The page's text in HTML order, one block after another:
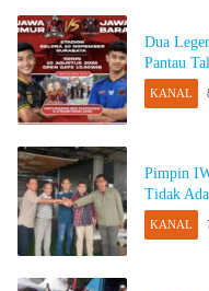
Dua
Pantau
KANAL
Pimpin
Tidak
KANAL